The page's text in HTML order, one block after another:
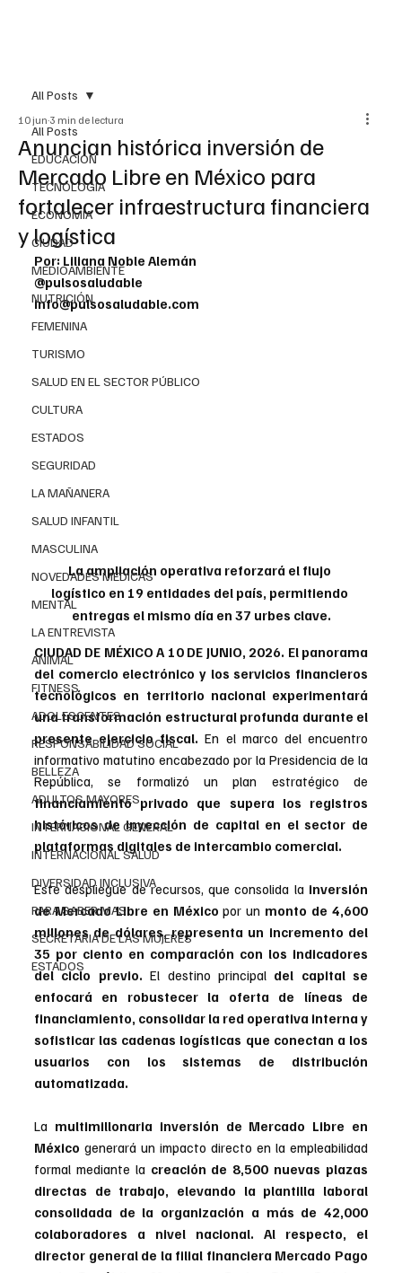
All Posts
EDUCACIÓN
TECNOLOGÍA
ECONOMÍA
CIUDAD
MEDIOAMBIENTE
NUTRICIÓN
FEMENINA
TURISMO
SALUD EN EL SECTOR PÚBLICO
CULTURA
ESTADOS
SEGURIDAD
LA MAÑANERA
SALUD INFANTIL
MASCULINA
NOVEDADES MEDICAS
MENTAL
LA ENTREVISTA
ANIMAL
FITNESS
ADOLESCENTES
RESPONSABILIDAD SOCIAL
BELLEZA
ADULTOS MAYORES
INTERNACIONAL GENERAL
INTERNACIONAL SALUD
DIVERSIDAD INCLUSIVA
PARA SABER MAS
SECRETARIA DE LAS MUJERES
ESTADOS
All Posts
Anuncian histórica inversión de
Mercado Libre en México para
fortalecer infraestructura financiera
y logística
10 jun 3 min de lectura
Por: Liliana Noble Alemán
@pulsosaludable
info@pulsosaludable.com
La ampliación operativa reforzará el flujo
logístico en 19 entidades del país, permitiendo
entregas el mismo día en 37 urbes clave.
CIUDAD DE MÉXICO A 10 DE JUNIO, 2026. El panorama
del comercio electrónico y los servicios financieros
tecnológicos en territorio nacional experimentará
una transformación estructural profunda durante el
presente ejercicio fiscal. En el marco del encuentro
informativo matutino encabezado por la Presidencia de la
República, se formalizó un plan estratégico de
financiamiento privado que supera los registros
históricos de inyección de capital en el sector de
plataformas digitales de intercambio comercial.
Este despliegue de recursos, que consolida la inversión
de Mercado Libre en México por un monto de 4,600
millones de dólares, representa un incremento del
35 por ciento en comparación con los indicadores
del ciclo previo. El destino principal del capital se
enfocará en robustecer la oferta de líneas de
financiamiento, consolidar la red operativa interna y
sofisticar las cadenas logísticas que conectan a los
usuarios con los sistemas de distribución
automatizada.
La multimillonaria inversión de Mercado Libre en
México generará un impacto directo en la empleabilidad
formal mediante la creación de 8,500 nuevas plazas
directas de trabajo, elevando la plantilla laboral
consolidada de la organización a más de 42,000
colaboradores a nivel nacional. Al respecto, el
director general de la filial financiera Mercado Pago